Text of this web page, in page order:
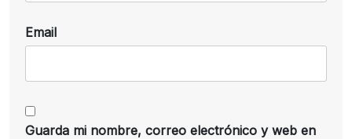
Email
Guarda mi nombre, correo electrónico y web en